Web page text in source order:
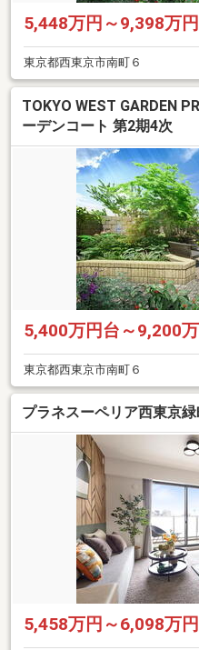
5,448万円～9,398万円
東京都西東京市南町６
TOKYO WEST GARDEN
ーデンコート 第2期4次
5,400万円台～9,200
東京都西東京市南町６
プラネスーペリア西東京
5,458万円～6,098万円